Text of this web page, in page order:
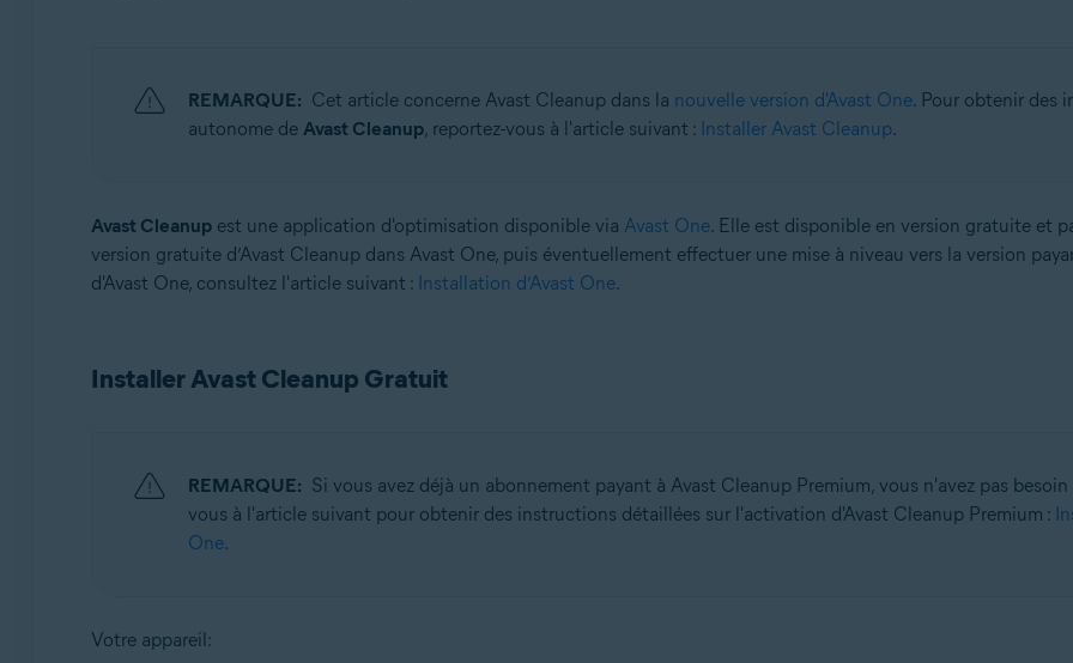
Avast One
Windows et macOS
REMARQUE: Cet article concerne Avast Cleanup dans la nouvelle version d'Avast One. Pour obtenir des
autonome de Avast Cleanup, reportez-vous à l'article suivant : Installer Avast Cleanup.
Avast Cleanupest une application d'optimisation disponible via Avast One. Elle est disponible en version gratuite et
version gratuite d’Avast Cleanup dans Avast One, puis éventuellement effectuer une mise à niveau vers la version
d'Avast One, consultez l'article suivant : Installation d’Avast One.
Installer Avast Cleanup Gratuit
REMARQUE: Si vous avez déjà un abonnement payant à Avast Cleanup Premium, vous n'avez pas
vous à l'article suivant pour obtenir des instructions détaillées sur l'activation d'Avast Cleanup Premium :
One.
Votre appareil: